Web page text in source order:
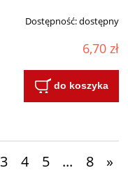
Dostępność:dostępny
6,70 zł
do koszyka
3 4 5 ... 8 »